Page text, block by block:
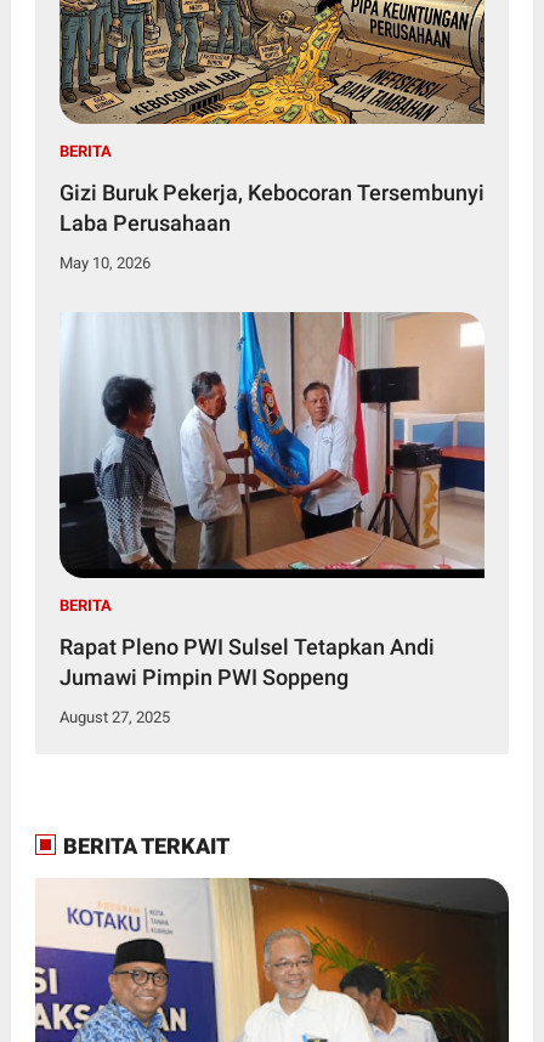
BERITA
Gizi Buruk Pekerja, Kebocoran Tersembunyi
Laba Perusahaan
May 10, 2026
BERITA
Rapat Pleno PWI Sulsel Tetapkan Andi
Jumawi Pimpin PWI Soppeng
August 27, 2025
BERITA TERKAIT